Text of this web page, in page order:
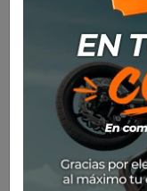
Listado de
Protaper